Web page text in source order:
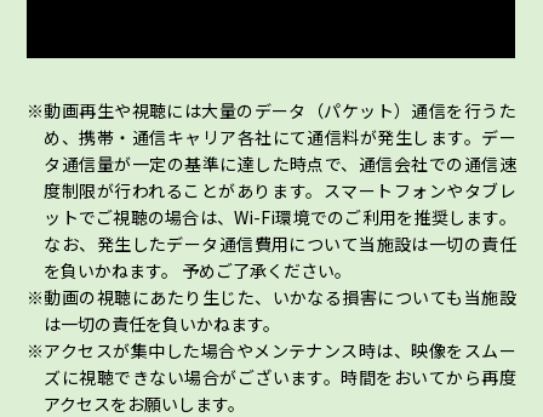
動画再生や視聴には大量のデータ（パケット）通信を行うた
め、携帯・通信キャリア各社にて通信料が発生します。デー
タ通信量が一定の基準に達した時点で、通信会社での通信速
度制限が行われることがあります。スマートフォンやタブレ
ットでご視聴の場合は、Wi-Fi環境でのご利用を推奨します。
なお、発生したデータ通信費用について当施設は一切の責任
を負いかねます。 予めご了承ください。
動画の視聴にあたり生じた、いかなる損害についても当施設
は一切の責任を負いかねます。
アクセスが集中した場合やメンテナンス時は、映像をスムー
ズに視聴できない場合がございます。時間をおいてから再度
アクセスをお願いします。